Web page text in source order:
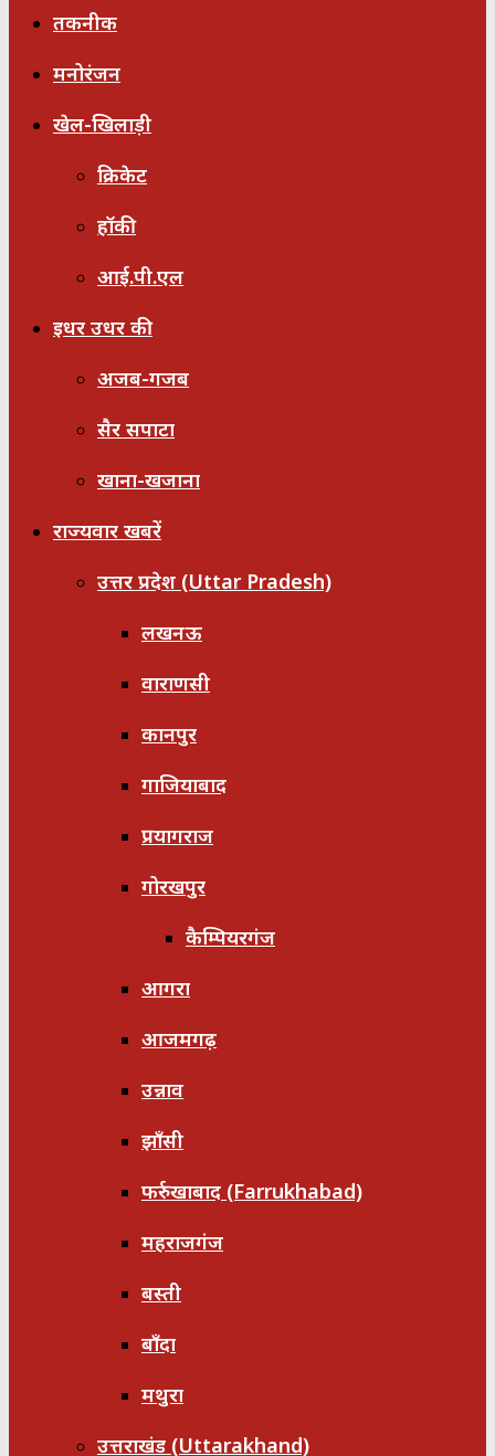
तकनीक
मनोरंजन
खेल-खिलाड़ी
क्रिकेट
हॉकी
आई.पी.एल
इधर उधर की
अजब-गजब
सैर सपाटा
खाना-खजाना
राज्यवार खबरें
उत्तर प्रदेश (Uttar Pradesh)
लखनऊ
वाराणसी
कानपुर
गाजियाबाद
प्रयागराज
गोरखपुर
कैम्पियरगंज
आगरा
आजमगढ़
उन्नाव
झाँसी
फर्रुखाबाद (Farrukhabad)
महराजगंज
बस्ती
बाँदा
मथुरा
उत्तराखंड (Uttarakhand)